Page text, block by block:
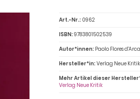
Art.-Nr.: 0962
ISBN:9783801502539
Autor*innen: Paolo Flores
Hersteller*in:Verlag Neue Kritik
Mehr Artikel dieser
Verlag Neue Kritik